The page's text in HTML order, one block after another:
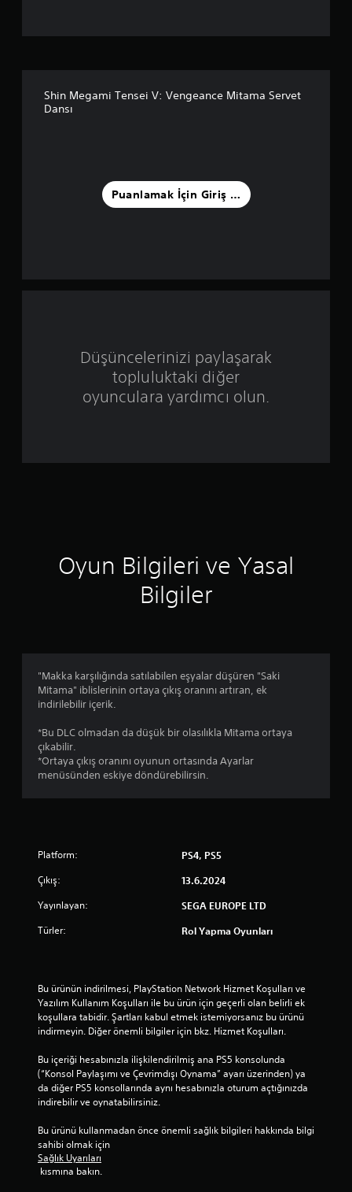
a
m
a
z
n
1
ı
d
Shin Megami Tensei V: Vengeance Mitama Servet
Dansı
Puanlamak İçin Giriş Yapın
Düşüncelerinizi paylaşarak
topluluktaki diğer
oyunculara yardımcı olun.
Oyun Bilgileri ve Yasal
Bilgiler
"Makka karşılığında satılabilen eşyalar düşüren "Saki
Mitama" iblislerinin ortaya çıkış oranını artıran, ek
indirilebilir içerik.
*Bu DLC olmadan da düşük bir olasılıkla Mitama ortaya
çıkabilir.
*Ortaya çıkış oranını oyunun ortasında Ayarlar
menüsünden eskiye döndürebilirsin.
Platform: PS4, PS5
Çıkış: 13.6.2024
Yayınlayan: SEGA EUROPE LTD
Türler: Rol Yapma Oyunları
Bu ürünün indirilmesi, PlayStation Network Hizmet Koşulları ve
Yazılım Kullanım Koşulları ile bu ürün için geçerli olan belirli ek
koşullara tabidir. Şartları kabul etmek istemiyorsanız bu ürünü
indirmeyin. Diğer önemli bilgiler için bkz. Hizmet Koşulları.
Bu içeriği hesabınızla ilişkilendirilmiş ana PS5 konsolunda
(“Konsol Paylaşımı ve Çevrimdışı Oynama” ayarı üzerinden) ya
da diğer PS5 konsollarında aynı hesabınızla oturum açtığınızda
indirebilir ve oynatabilirsiniz.
Bu ürünü kullanmadan önce önemli sağlık bilgileri hakkında bilgi
sahibi olmak için
Sağlık Uyarıları
kısmına bakın.